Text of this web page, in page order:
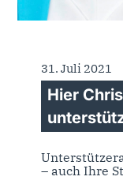
31. Juli 2021
Hier
– auch Ihre